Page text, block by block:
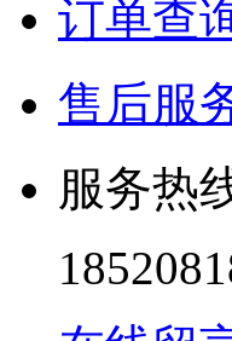
订单查
售后服
服务热